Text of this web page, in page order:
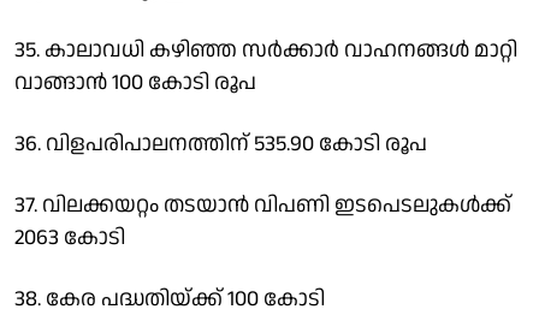
35. കാലാവധി കഴിഞ്ഞ സര്‍ക്കാര്‍ വാഹനങ്ങള്‍ മാറ്റി
വാങ്ങാന്‍ 100 കോടി രൂപ
36. വിളപരിപാലനത്തിന് 535.90 കോടി രൂപ
37. വിലക്കയറ്റം തടയാന്‍ വിപണി ഇടപെടലുകള്‍ക്ക്
2063 കോടി
38. കേര പദ്ധതിയ്ക്ക് 100 കോടി